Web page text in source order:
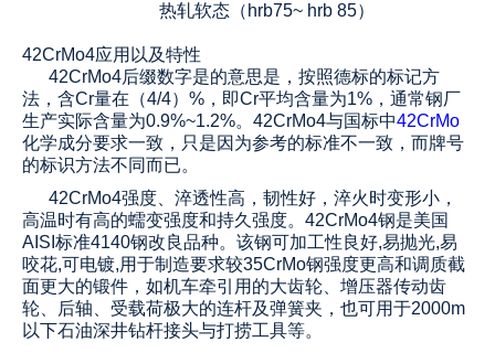
热轧软态（hrb75~ hrb 85）
42CrMo4应用以及特性
42CrMo4后缀数字是的意思是，按照德标的标记方
法，含Cr量在（4/4）%，即Cr平均含量为1%，通常钢厂
生产实际含量为0.9%~1.2%。42CrMo4与国标中42CrMo
化学成分要求一致，只是因为参考的标准不一致，而牌号
的标识方法不同而已。
42CrMo4强度、淬透性高，韧性好，淬火时变形小，
高温时有高的蠕变强度和持久强度。42CrMo4钢是美国
AISI标准4140钢改良品种。该钢可加工性良好,易抛光,易
咬花,可电镀,用于制造要求较35CrMo钢强度更高和调质截
面更大的锻件，如机车牵引用的大齿轮、增压器传动齿
轮、后轴、受载荷极大的连杆及弹簧夹，也可用于2000m
以下石油深井钻杆接头与打捞工具等。